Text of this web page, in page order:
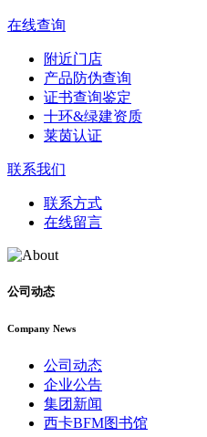
在线查询
附近门店
产品防伪查询
证书查询鉴定
十环&绿建资质
莱茵认证
联系我们
联系方式
在线留言
公司动态
Company News
公司动态
企业公告
集团新闻
西卡BFM图书馆